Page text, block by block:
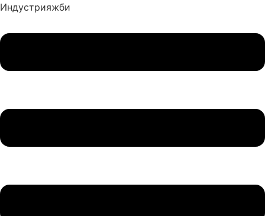
Индустрияжби